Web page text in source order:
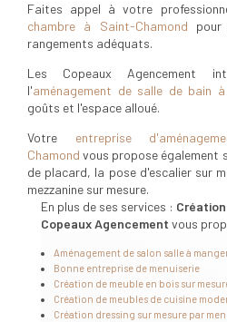
Faites appel à votre
chambre à Saint-Chamond pour
rangements adéquats.
Les Copeaux Agencement
l'aménagement de salle de bain
goûts et l'espace alloué.
Votre entreprise
Chamond vous propose également
de placard, la pose d'escalier sur
mezzanine sur mesure.
En plus de ses services :
Copeaux Agencement vous
Aménagement de salon salle à
Bonne entreprise de menuiserie
Création de meuble en bois sur
Création de meubles de cuisine
Création dressing sur mesure par